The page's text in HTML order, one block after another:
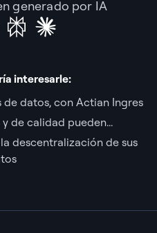
generado por IA
interesarle:
datos, con Actian Ingres
de calidad pueden...
descentralización de sus